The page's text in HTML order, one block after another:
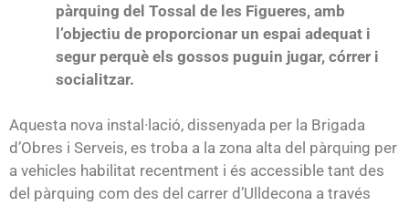
pàrquing del Tossal de les Figueres, amb
l’objectiu de proporcionar un espai adequat i
segur perquè els gossos puguin jugar, córrer i
socialitzar.
Aquesta nova instal·lació, dissenyada per la Brigada
d’Obres i Serveis, es troba a la zona alta del pàrquing per
a vehicles habilitat recentment i és accessible tant des
del pàrquing com des del carrer d’Ulldecona a través